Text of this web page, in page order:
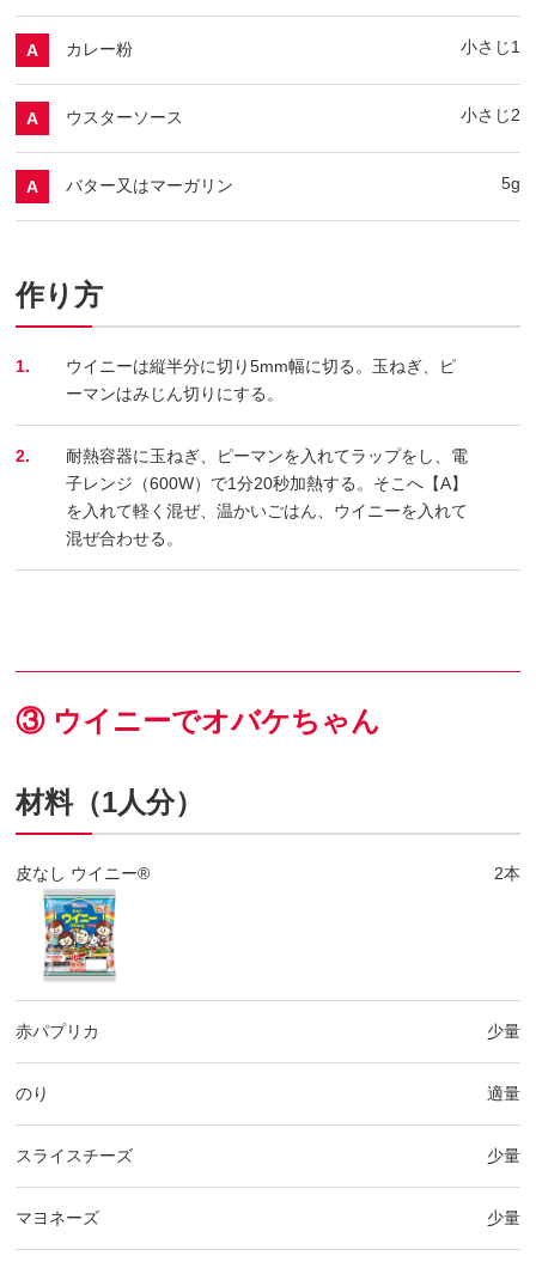
A カレー粉 小さじ1
A ウスターソース 小さじ2
A バター又はマーガリン 5g
作り方
1.
ウイニーは縦半分に切り5mm幅に切る。玉ねぎ、ピ
ーマンはみじん切りにする。
2.
耐熱容器に玉ねぎ、ピーマンを入れてラップをし、電
子レンジ（600W）で1分20秒加熱する。そこへ【A】
を入れて軽く混ぜ、温かいごはん、ウイニーを入れて
混ぜ合わせる。
③ ウイニーでオバケちゃん
材料（1人分）
皮なし ウイニー® 2本
赤パプリカ 少量
のり 適量
スライスチーズ 少量
マヨネーズ 少量